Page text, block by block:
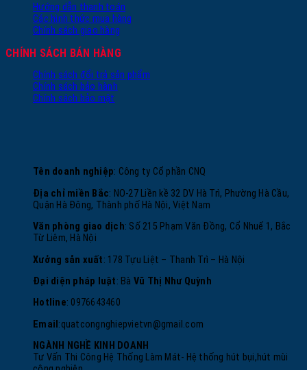
Hướng dẫn thanh toán
Các hình thức mua hàng
Chính sách giao hàng
CHÍNH SÁCH BÁN HÀNG
Chính sách đổi trả sản phẩm
Chính sách bảo hành
Chính sách bảo mật
Tên doanh nghiệp: Công ty Cổ phần CNQ
Địa chỉ miền Bắc: NO-27 Liền kề 32 DV Hà Trì, Phường Hà Cầu,
Quận Hà Đông, Thành phố Hà Nội, Việt Nam
Văn phòng giao dịch: Số 215 Phạm Văn Đồng, Cổ Nhuế 1, Bắc
Từ Liêm, Hà Nội
Xưởng sản xuất: 178 Tựu Liệt – Thanh Trì – Hà Nội
Đại diện pháp luật: Bà Vũ Thị Như Quỳnh
Hotline: 0976643460
Email :quatcongnghiepvietvn@gmail.com
NGÀNH NGHỀ KINH DOANH
Tư Vấn Thi Công Hệ Thống Làm Mát- Hệ thống hút bụi,hút mùi